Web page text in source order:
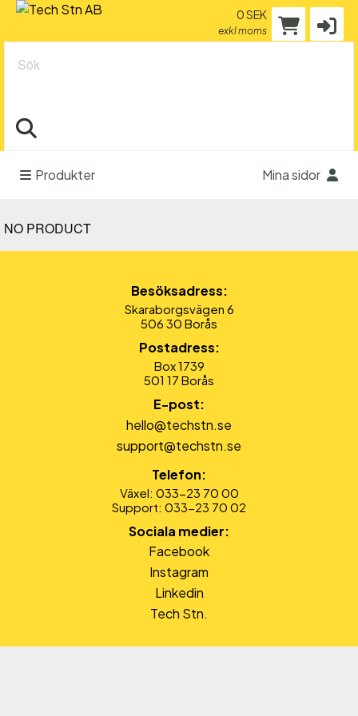
0 SEK
exkl moms
Sök
Produkter Mina sidor
NO PRODUCT
Besöksadress:
Skaraborgsvägen 6
506 30 Borås
Postadress:
Box 1739
501 17 Borås
E-post:
hello@techstn.se
support@techstn.se
Telefon:
Växel: 033-23 70 00
Support: 033-23 70 02
Sociala medier:
Facebook
Instagram
Linkedin
Tech Stn.